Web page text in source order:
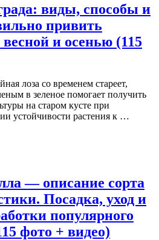
виды, способы и
привить
и осенью (115
лоза со временем стареет,
в зеленое помогает получить
на старом кусте при
устойчивости растения к …
— описание сорта
Посадка, уход и
популярного
фото + видео)